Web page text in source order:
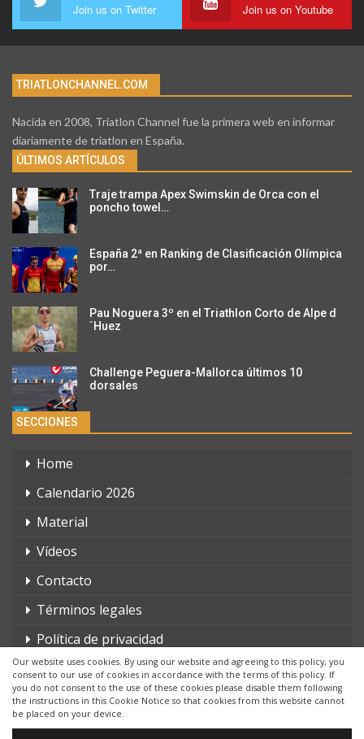
Our website uses cookies. By using our website and agreeing to this policy, you
consent to our use of cookies in accordance with the terms of this policy. If
you do not consent to the use of these cookies please disable them following
the instructions in this Cookie Notice so that cookies from this website cannot
be placed on your device.
Join us on Twitter Join us on Youtube
TRIATLONCHANNEL.COM
Nacida en 2008, Triatlon Channel fue la primera web en informar
diariamente de triatlon en España.
ÚLTIMOS ARTÍCULOS
Traje trampa Apex Swimskin de Orca con el
poncho towel…
España 2ª en Ranking de Clasificación Olímpica
por…
Pau Noguera 3º en el Triathlon Corto de Alpe d
´Huez
Challenge Peguera-Mallorca últimos 10
dorsales
SECCIONES
Home
Calendario 2026
Material
Vídeos
Contacto
Términos legales
Política de privacidad
© 2026 - triatlonchannel.com. Todos los derechos reservados.